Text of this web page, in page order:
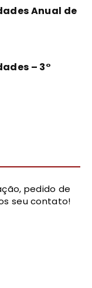
Anual de
– 3°
pedido de
seu contato!